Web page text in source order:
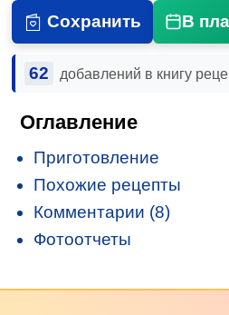
Сохранить В
62 добавлений в книгу
Оглавление
Приготовление
Похожие рецепты
Комментарии (8)
Фотоотчеты